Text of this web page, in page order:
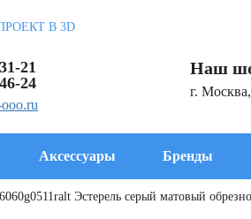
В 3D
21
24
Наш
г.
Аксессуары Бренды
Эстерель серый матовый